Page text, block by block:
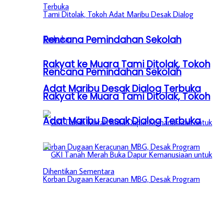
Rencana Pemindahan Sekolah
Rakyat ke Muara Tami Ditolak, Tokoh
Adat Maribu Desak Dialog Terbuka
Rencana Pemindahan Sekolah
Rakyat ke Muara Tami Ditolak, Tokoh
Adat Maribu Desak Dialog Terbuka